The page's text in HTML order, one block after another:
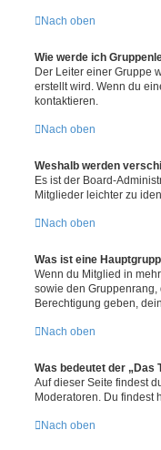
Nach oben
Wie werde ich
Der Leiter einer Gruppe
erstellt wird. Wenn du
kontaktieren.
Nach oben
Weshalb werden
Es ist der Board-
Mitglieder leichter zu
Nach oben
Was ist eine
Wenn du Mitglied in
sowie den
Berechtigung geben,
Nach oben
Was bedeutet der „Das
Auf dieser Seite findest
Moderatoren. Du findest
Nach oben